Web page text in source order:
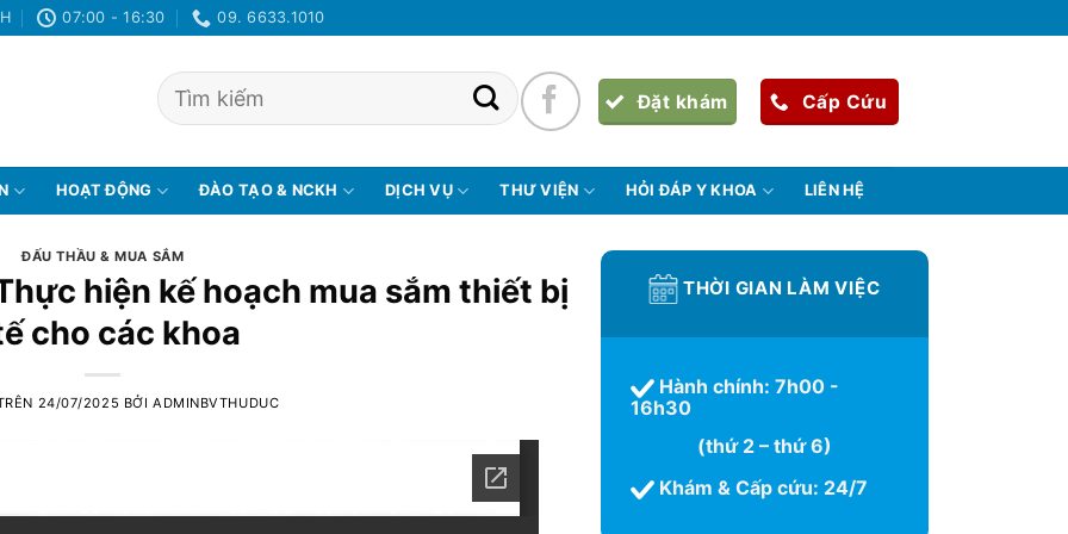
07:00 - 16:30 09. 6633.1010
Đặt khám Cấp Cứu
HOẠT ĐỘNG ĐÀO TẠO & NCKH DỊCH VỤ THƯ VIỆN HỎI ĐÁP Y KHOA LIÊN HỆ
ĐẤU THẦU & MUA SẮM
hiện kế hoạch mua sắm thiết bị
cho các khoa
24/07/2025 BỞI ADMINBVTHUDUC
THỜI GIAN LÀM VIỆC
Hành chính: 7h00 -
16h30
(thứ 2 – thứ 6)
Khám & Cấp cứu: 24/7